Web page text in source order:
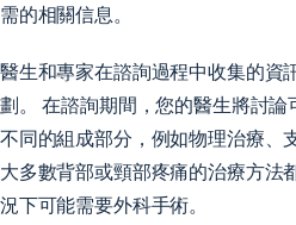
需的相關信息。
醫生和專家在諮詢過程中收集的資
劃。 在諮詢期間，您的醫生將討
不同的組成部分，例如物理治療、
大多數背部或頸部疼痛的治療方法
況下可能需要外科手術。